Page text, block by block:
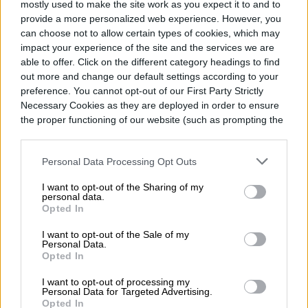
mostly used to make the site work as you expect it to and to
provide a more personalized web experience. However, you
can choose not to allow certain types of cookies, which may
impact your experience of the site and the services we are
able to offer. Click on the different category headings to find
out more and change our default settings according to your
preference. You cannot opt-out of our First Party Strictly
Necessary Cookies as they are deployed in order to ensure
the proper functioning of our website (such as prompting the
Personal Data Processing Opt Outs
I want to opt-out of the Sharing of my
personal data.
Opted In
I want to opt-out of the Sale of my
Personal Data.
Opted In
I want to opt-out of processing my
Personal Data for Targeted Advertising.
Opted In
El nuevo SUV familiar de Xiaomi es
básicamente una casa sobre ruedas con
suficiente autonomía declarada para cubrir
más de 1.000 millas. Además, cuesta
considerablemente menos de lo que su
extravagante lista de características podría
sugerir. La empresa ha lanzado
oficialmente el SkyNomad N90 Max en
China por 299.900 yuanes, equivalente a
Read more